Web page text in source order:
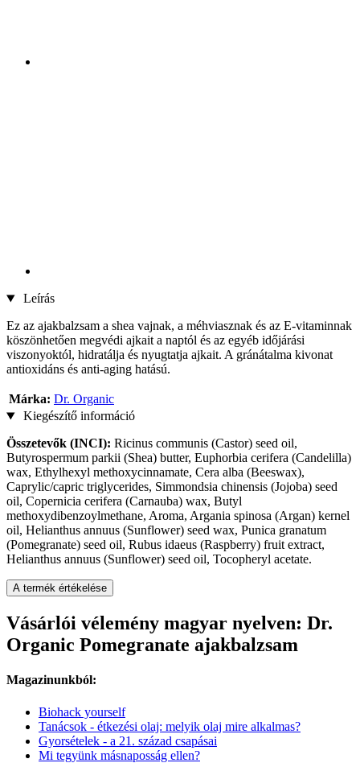
Leírás
Ez az ajakbalzsam a shea vajnak, a méhviasznak és az E-vitaminnak
köszönhetően megvédi ajkait a naptól és az egyéb időjárási
viszonyoktól, hidratálja és nyugtatja ajkait. A gránátalma kivonat
antioxidáns és anti-aging hatású.
Márka: Dr. Organic
Kiegészítő információ
Összetevők (INCI): Ricinus communis (Castor) seed oil,
Butyrospermum parkii (Shea) butter, Euphorbia cerifera (Candelilla)
wax, Ethylhexyl methoxycinnamate, Cera alba (Beeswax),
Caprylic/capric triglycerides, Simmondsia chinensis (Jojoba) seed
oil, Copernicia cerifera (Carnauba) wax, Butyl
methoxydibenzoylmethane, Aroma, Argania spinosa (Argan) kernel
oil, Helianthus annuus (Sunflower) seed wax, Punica granatum
(Pomegranate) seed oil, Rubus idaeus (Raspberry) fruit extract,
Helianthus annuus (Sunflower) seed oil, Tocopheryl acetate.
A termék értékelése
Vásárlói vélemény magyar nyelven: Dr.
Organic Pomegranate ajakbalzsam
Magazinunkból:
Biohack yourself
Tanácsok - étkezési olaj: melyik olaj mire alkalmas?
Gyorsételek - a 21. század csapásai
Mi tegyünk másnaposság ellen?